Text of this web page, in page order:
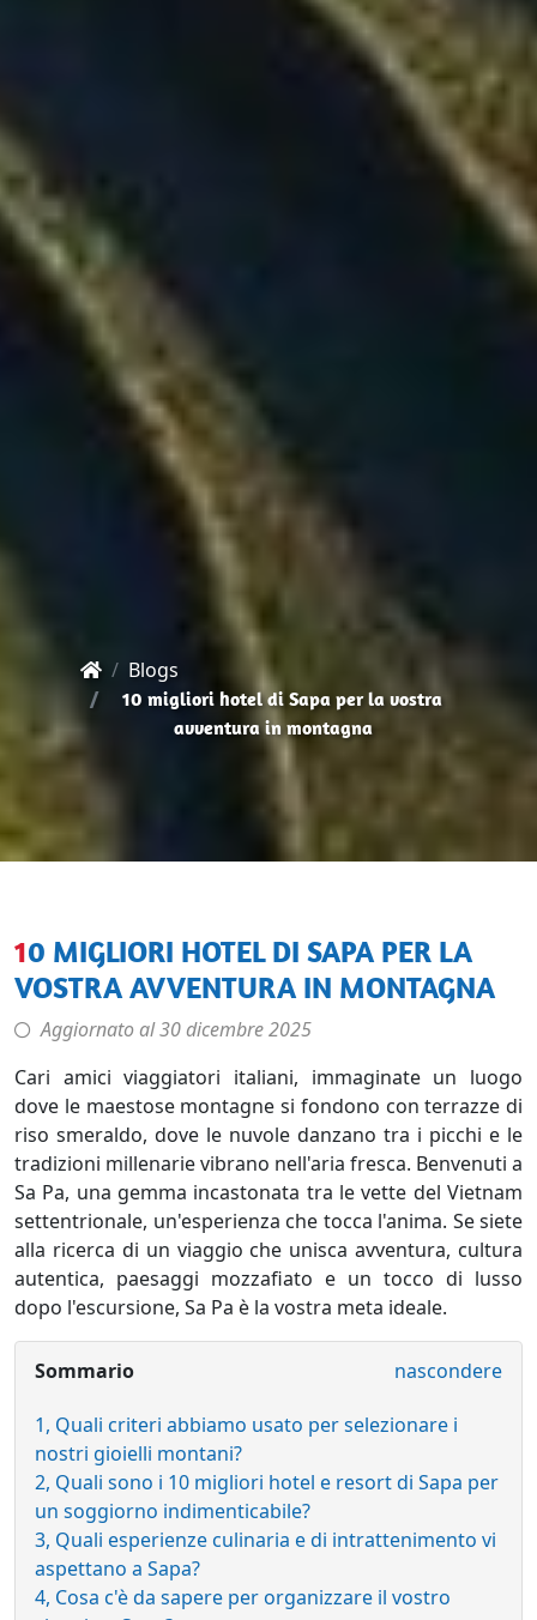
Blogs
10 migliori hotel di Sapa per la vostra
avventura in montagna
10 MIGLIORI HOTEL DI SAPA PER LA
VOSTRA AVVENTURA IN MONTAGNA
Aggiornato al30 dicembre 2025
Cari amici viaggiatori italiani, immaginate un luogo
dove le maestose montagne si fondono con terrazze di
riso smeraldo, dove le nuvole danzano tra i picchi e le
tradizioni millenarie vibrano nell'aria fresca. Benvenuti a
Sa Pa, una gemma incastonata tra le vette del Vietnam
settentrionale, un'esperienza che tocca l'anima. Se siete
alla ricerca di un viaggio che unisca avventura, cultura
autentica, paesaggi mozzafiato e un tocco di lusso
dopo l'escursione, Sa Pa è la vostra meta ideale.
Sommario nascondere
1, Quali criteri abbiamo usato per selezionare i
nostri gioielli montani?
2, Quali sono i 10 migliori hotel e resort di Sapa per
un soggiorno indimenticabile?
3, Quali esperienze culinaria e di intrattenimento vi
aspettano a Sapa?
4, Cosa c'è da sapere per organizzare il vostro